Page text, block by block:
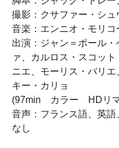
撮影：クサファー・シ
音楽：エンニオ・モリコ
出演：ジャン＝ポール
ァ、カルロス・スコッ
ニエ、モーリス・バリ
キー・カリョ
(97min カラー HDリ
音声：フランス語、英
なし